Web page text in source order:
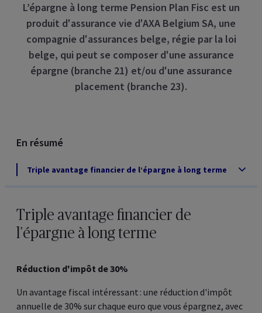
L’épargne à long terme Pension Plan Fisc est un
produit d'assurance vie d'AXA Belgium SA, une
compagnie d'assurances belge, régie par la loi
belge, qui peut se composer d'une assurance
épargne (branche 21) et/ou d'une assurance
placement (branche 23).
En résumé
Triple avantage financier de l’épargne à long terme
Triple avantage financier de
l’épargne à long terme
Réduction d'impôt de 30%
Un avantage fiscal intéressant : une réduction d'impôt
annuelle de 30% sur chaque euro que vous épargnez, avec